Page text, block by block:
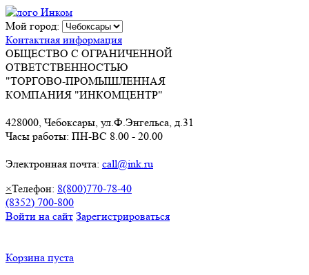
Мой город:
Контактная информация
ОБЩЕСТВО С ОГРАНИЧЕННОЙ
ОТВЕТСТВЕННОСТЬЮ
"ТОРГОВО-ПРОМЫШЛЕННАЯ
КОМПАНИЯ "ИНКОМЦЕНТР"
428000, Чебоксары, ул.Ф.Энгельса, д.31
Часы работы: ПН-ВС 8.00 - 20.00
Электронная почта: call@ink.ru
×Телефон: 8(800)770-78-40
(8352) 700-800
Войти на сайт Зарегистрироваться
Корзина пуста